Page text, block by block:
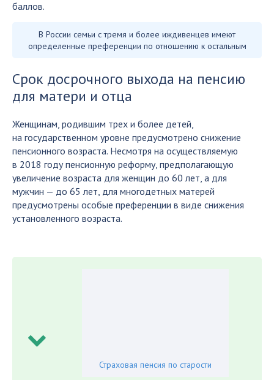
баллов.
В России семьи с тремя и более иждивенцев имеют
определенные преференции по отношению к остальным
Срок досрочного выхода на пенсию
для матери и отца
Женщинам, родившим трех и более детей,
на государственном уровне предусмотрено снижение
пенсионного возраста. Несмотря на осуществляемую
в 2018 году пенсионную реформу, предполагающую
увеличение возраста для женщин до 60 лет, а для
мужчин — до 65 лет, для многодетных матерей
предусмотрены особые преференции в виде снижения
установленного возраста.
Страховая пенсия по старости